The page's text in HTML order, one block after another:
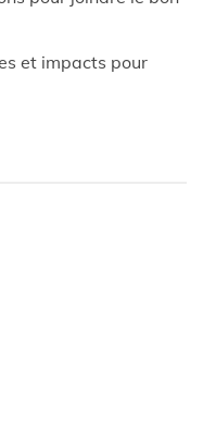
et impacts pour